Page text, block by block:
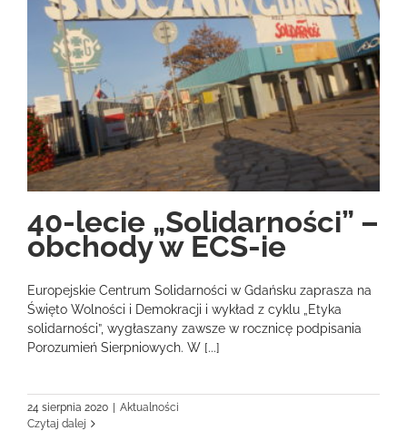
40-lecie „Solidarności” –
obchody w ECS-ie
Europejskie Centrum Solidarności w Gdańsku zaprasza na
Święto Wolności i Demokracji i wykład z cyklu „Etyka
solidarności”, wygłaszany zawsze w rocznicę podpisania
Porozumień Sierpniowych. W [...]
24 sierpnia 2020
Aktualności
Czytaj dalej